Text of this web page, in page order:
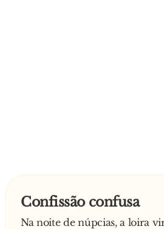
Confissão confusa
Na noite de núpcias, a loira